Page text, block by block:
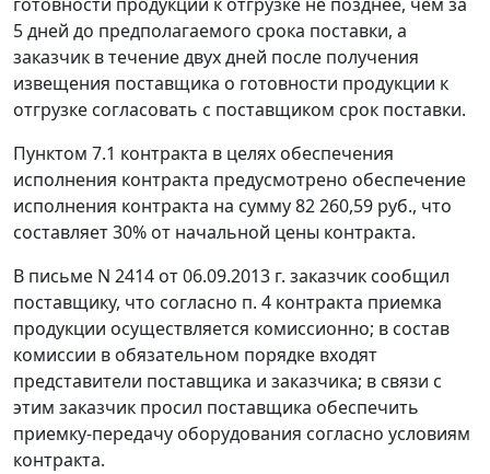
готовности продукции к отгрузке не позднее, чем за
5 дней до предполагаемого срока поставки, а
заказчик в течение двух дней после получения
извещения поставщика о готовности продукции к
отгрузке согласовать с поставщиком срок поставки.
Пунктом 7.1 контракта в целях обеспечения
исполнения контракта предусмотрено обеспечение
исполнения контракта на сумму 82 260,59 руб., что
составляет 30% от начальной цены контракта.
В письме N 2414 от 06.09.2013 г. заказчик сообщил
поставщику, что согласно п. 4 контракта приемка
продукции осуществляется комиссионно; в состав
комиссии в обязательном порядке входят
представители поставщика и заказчика; в связи с
этим заказчик просил поставщика обеспечить
приемку-передачу оборудования согласно условиям
контракта.